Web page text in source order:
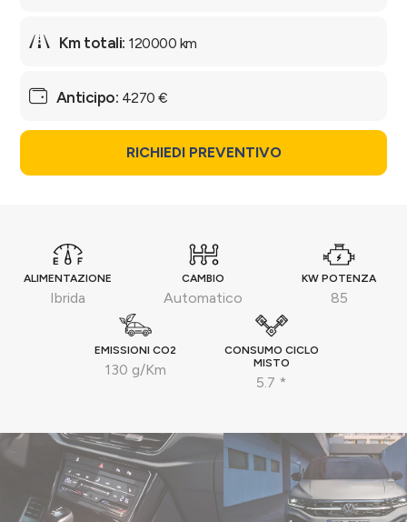
ALIMENTAZIONE
Ibrida
CAMBIO
Automatico
KW POTENZA
85
EMISSIONI CO2
130 g/Km
CONSUMO CICLO
MISTO
5.7 *
120000 km
4270 €
RICHIEDI PREVENTIVO